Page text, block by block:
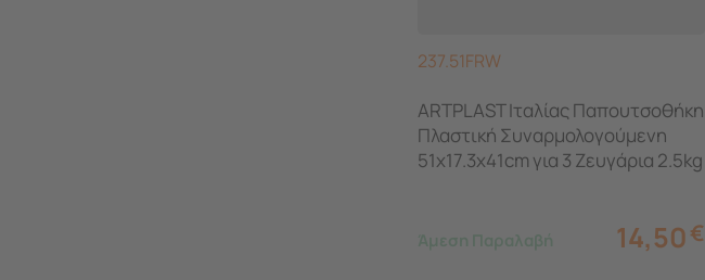
237.51FRW
ARTPLAST Ιταλίας Παπουτσοθήκη
Πλαστική Συναρμολογούμενη
51x17.3x41cm για 3 Ζευγάρια 2.5kg
Άμεση Παραλαβή 14,50€